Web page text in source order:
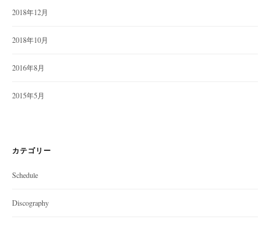
2018年12月
2018年10月
2016年8月
2015年5月
カテゴリー
Schedule
Discography